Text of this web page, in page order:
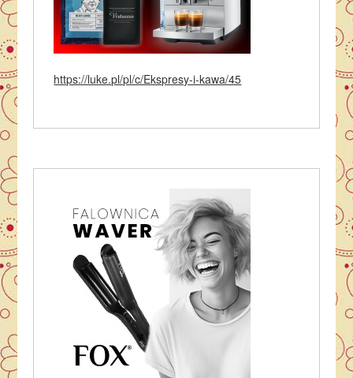
https://luke.pl/pl/c/Ekspresy-i-kawa/45